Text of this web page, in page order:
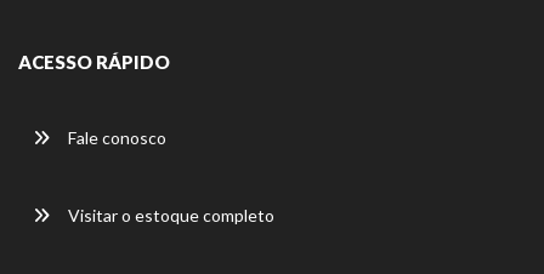
ACESSO RÁPIDO
Fale conosco
Visitar o estoque completo